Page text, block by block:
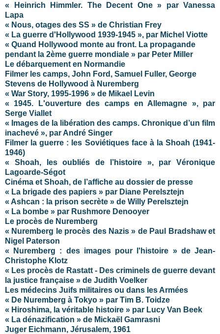
« Heinrich Himmler. The Decent One » par Vanessa
Lapa
« Nous, otages des SS » de Christian Frey
« La guerre d'Hollywood 1939-1945 », par Michel Viotte
« Quand Hollywood monte au front. La propagande
pendant la 2ème guerre mondiale » par Peter Miller
Le débarquement en Normandie
Filmer les camps, John Ford, Samuel Fuller, George
Stevens de Hollywood à Nuremberg
« War Story, 1995-1996 » de Mikael Levin
« 1945. L'ouverture des camps en Allemagne », par
Serge Viallet
« Images de la libération des camps. Chronique d’un film
inachevé », par André Singer
Filmer la guerre : les Soviétiques face à la Shoah (1941-
1946)
« Shoah, les oubliés de l’histoire », par Véronique
Lagoarde-Ségot
Cinéma et Shoah, de l’affiche au dossier de presse
« La brigade des papiers » par Diane Perelsztejn
« Ashcan : la prison secrète » de Willy Perelsztejn
« La bombe » par Rushmore Denooyer
Le procès de Nuremberg
« Nuremberg le procès des Nazis » de Paul Bradshaw et
Nigel Paterson
« Nuremberg : des images pour l'histoire » de Jean-
Christophe Klotz
« Les procès de Rastatt - Des criminels de guerre devant
la justice française » de Judith Voelker
Les médecins Juifs militaires ou dans les Armées
« De Nuremberg à Tokyo » par Tim B. Toidze
« Hiroshima, la véritable histoire » par Lucy Van Beek
« La dénazification » de Mickaël Gamrasni
Juger Eichmann, Jérusalem, 1961